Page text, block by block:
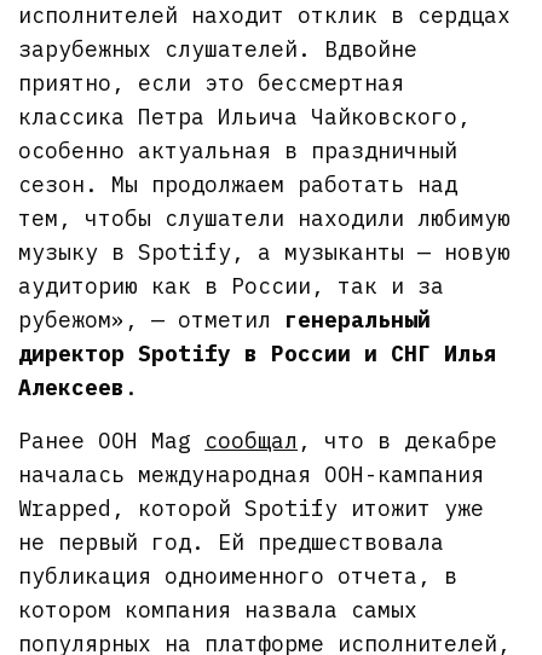
исполнителей находит отклик в сердцах
зарубежных слушателей. Вдвойне
приятно, если это бессмертная
классика Петра Ильича Чайковского,
особенно актуальная в праздничный
сезон. Мы продолжаем работать над
тем, чтобы слушатели находили любимую
музыку в Spotify, а музыканты — новую
аудиторию как в России, так и за
рубежом», — отметил генеральный
директор Spotify в России и СНГ Илья
Алексеев .
Ранее OOH Mag сообщал , что в декабре
началась международная OOH-кампания
Wrapped, которой Spotify итожит уже
не первый год. Ей предшествовала
публикация одноименного отчета, в
котором компания назвала самых
популярных на платформе исполнителей,